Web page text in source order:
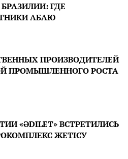
ГДЕ
АБАЮ
ПРОИЗВОДИТЕЛЕЙ
ПРОМЫШЛЕННОГО РОСТА
«ӘDILET» ВСТРЕТИЛИСЬ
ЖЕТІСУ